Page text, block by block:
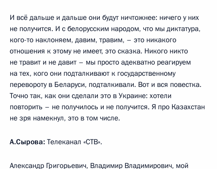
И всё дальше и дальше они будут ничтожнее: ничего у них
не получится. И с белорусским народом, что мы диктатура,
кого-то наклоняем, давим, травим, – это никакого
отношения к этому не имеет, это сказка. Никого никто
не травит и не давит – мы просто адекватно реагируем
на тех, кого они подталкивают к государственному
перевороту в Беларуси, подталкивали. Вот и вся повестка.
Точно так, как они сделали это в Украине: хотели
повторить – не получилось и не получится. Я про Казахстан
не зря намекнул, это в том числе.
А.Сырова: Телеканал «СТВ».
Александр Григорьевич, Владимир Владимирович, мой